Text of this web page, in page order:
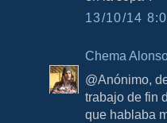
13/10/14
Chema
@Anónimo,
trabajo de fin
que hablaba